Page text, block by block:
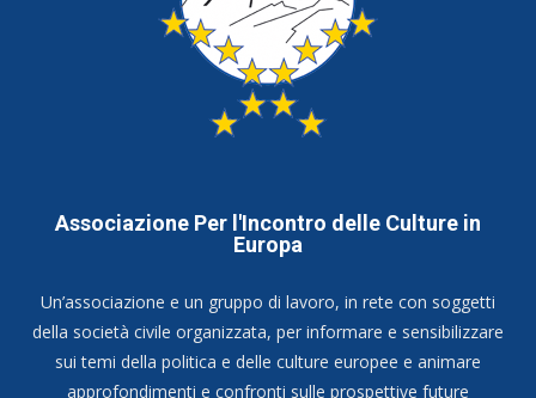
Associazione Per l'Incontro delle Culture in
Europa
Un’associazione e un gruppo di lavoro, in rete con soggetti
della società civile organizzata, per informare e sensibilizzare
sui temi della politica e delle culture europee e animare
approfondimenti e confronti sulle prospettive future